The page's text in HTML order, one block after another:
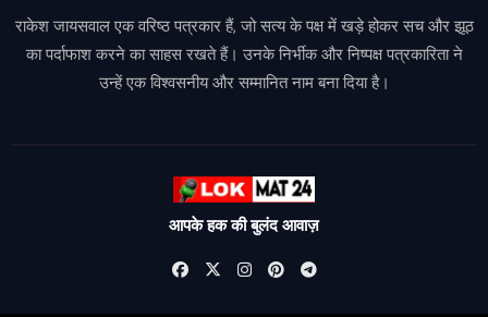
राकेश जायसवाल एक वरिष्ठ पत्रकार हैं, जो सत्य के पक्ष में खड़े होकर सच और झूठ
का पर्दाफाश करने का साहस रखते हैं। उनके निर्भीक और निष्पक्ष पत्रकारिता ने
उन्हें एक विश्वसनीय और सम्मानित नाम बना दिया है।
आपके हक की बुलंद आवाज़